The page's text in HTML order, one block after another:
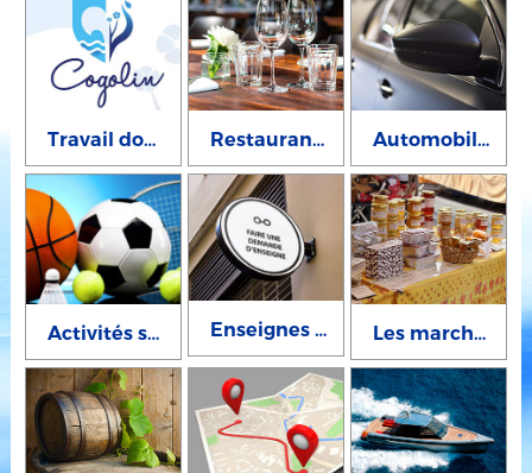
Travail dominical Restaurants et brasseries Automobiles et deux roues
Activités sportives Enseignes et publicité Les marchés et brocantes